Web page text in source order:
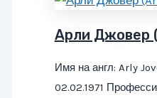
Арли Джовер
Имя на англ: Arly
02.02.1971